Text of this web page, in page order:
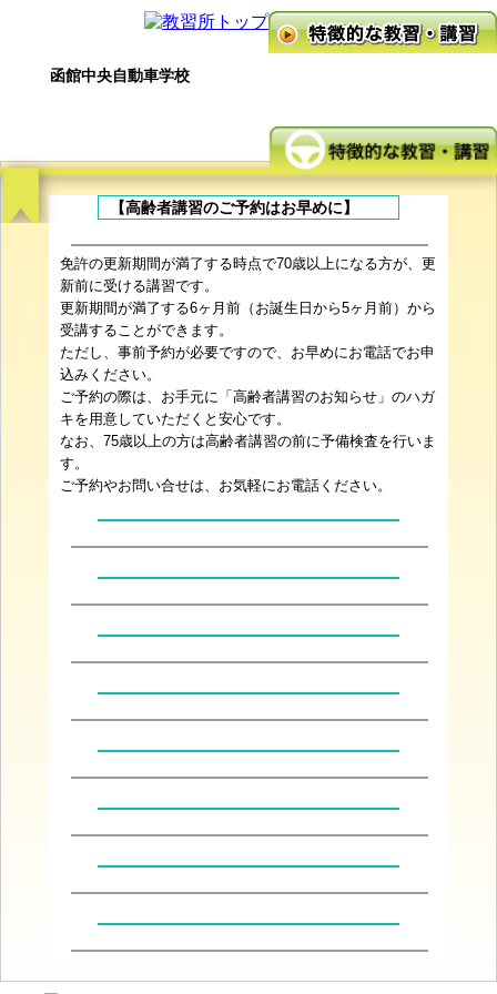
函館中央自動車学校
【高齢者講習のご予約はお早めに】
免許の更新期間が満了する時点で70歳以上になる方が、更
新前に受ける講習です。
更新期間が満了する6ヶ月前（お誕生日から5ヶ月前）から
受講することができます。
ただし、事前予約が必要ですので、お早めにお電話でお申
込みください。
ご予約の際は、お手元に「高齢者講習のお知らせ」のハガ
キを用意していただくと安心です。
なお、75歳以上の方は高齢者講習の前に予備検査を行いま
す。
ご予約やお問い合せは、お気軽にお電話ください。